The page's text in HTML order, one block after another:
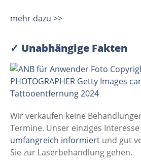
mehr dazu >>
✓ Unabhängige Fakten
Wir verkaufen keine
Termine. Unser einziges Interesse
umfangreich informiert und gut
Sie zur Laserbehandlung gehen.